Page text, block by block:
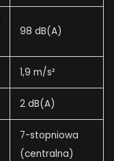
98 dB(A)
1,9 m/s²
2 dB(A)
7-stopniowa
(centralna)